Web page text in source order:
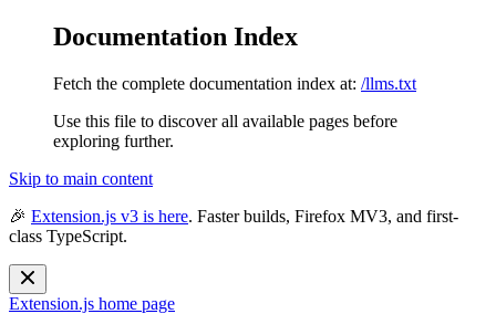
Documentation Index
Fetch the complete documentation index at: /llms.txt
Use this file to discover all available pages before
exploring further.
Skip to main content
🎉 Extension.js v3 is here. Faster builds, Firefox MV3, and first-
class TypeScript.
Extension.js home page